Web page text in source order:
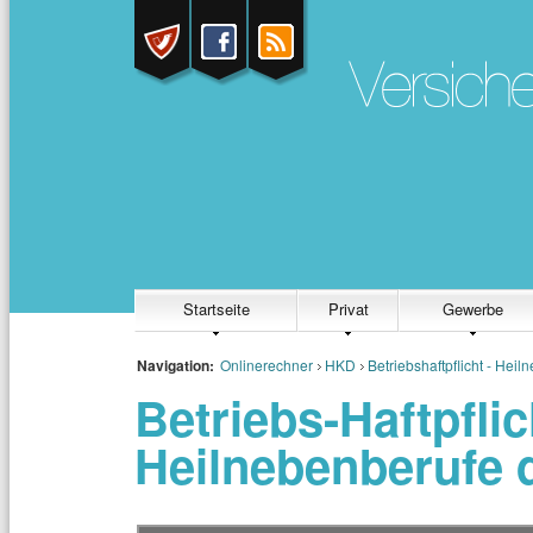
Startseite Privat Gewerbe
Navigation: Onlinerechner HKD Betriebshaftpflicht -
Betriebs-
Heilnebenberufe